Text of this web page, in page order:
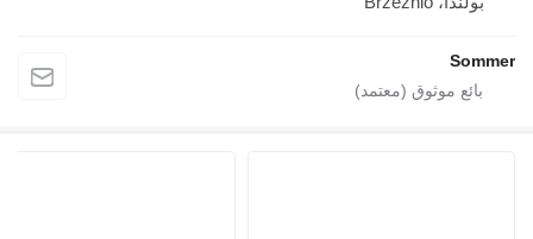
Sommer